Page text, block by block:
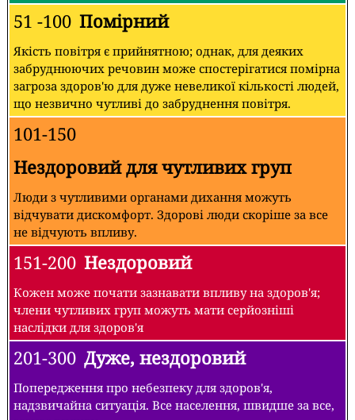
51 -100 Помірний
Якість повітря є прийнятною; однак, для деяких
забруднюючих речовин може спостерігатися помірна
загроза здоров'ю для дуже невеликої кількості людей,
що незвично чутливі до забруднення повітря.
101-150
Нездоровий для чутливих груп
Люди з чутливими органами дихання можуть
відчувати дискомфорт. Здорові люди скоріше за все
не відчують впливу.
151-200 Нездоровий
Кожен може почати зазнавати впливу на здоров'я;
члени чутливих груп можуть мати серйозніші
наслідки для здоров'я
201-300 Дуже, нездоровий
Попередження про небезпеку для здоров'я,
надзвичайна ситуація. Все населення, швидше за все,